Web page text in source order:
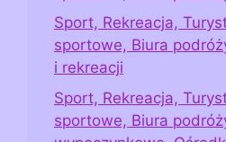
Sport, Rekreacja,
sportowe, Biura
i rekreacji
Sport, Rekreacja,
sportowe, Biura